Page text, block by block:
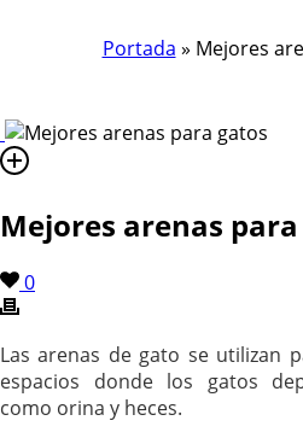
Portada » Mejores
Mejores arenas
0
Las arenas de gato se utilizan
espacios donde los gatos
como orina y heces.